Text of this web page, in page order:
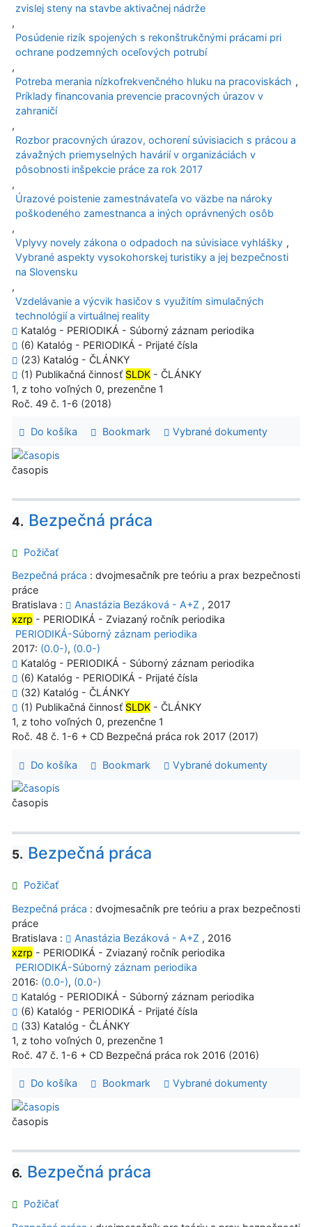
zvislej steny na stavbe aktivačnej nádrže
,
Posúdenie rizík spojených s rekonštrukčnými prácami pri
ochrane podzemných oceľových potrubí
,
Potreba merania nízkofrekvenčného hluku na pracoviskách ,
Príklady financovania prevencie pracovných úrazov v
zahraničí
,
Rozbor pracovných úrazov, ochorení súvisiacich s prácou a
závažných priemyselných havárií v organizáciách v
pôsobnosti inšpekcie práce za rok 2017
,
Úrazové poistenie zamestnávateľa vo väzbe na nároky
poškodeného zamestnanca a iných oprávnených osôb
,
Vplyvy novely zákona o odpadoch na súvisiace vyhlášky ,
Vybrané aspekty vysokohorskej turistiky a jej bezpečnosti
na Slovensku
,
Vzdelávanie a výcvik hasičov s využitím simulačných
technológií a virtuálnej reality
Katalóg - PERIODIKÁ - Súborný záznam periodika
(6) Katalóg - PERIODIKÁ - Prijaté čísla
(23) Katalóg - ČLÁNKY
(1) Publikačná činnosť SLDK - ČLÁNKY
1, z toho voľných 0, prezenčne 1
Roč. 49 č. 1-6 (2018)
Do košíka Bookmark Vybrané dokumenty
časopis
4. Bezpečná práca
Požičať
Bezpečná práca : dvojmesačník pre teóriu a prax bezpečnosti
práce
Bratislava :
Anastázia Bezáková - A+Z , 2017
xzrp - PERIODIKÁ - Zviazaný ročník periodika
PERIODIKÁ-Súborný záznam periodika
2017: (0.0-), (0.0-)
Katalóg - PERIODIKÁ - Súborný záznam periodika
(6) Katalóg - PERIODIKÁ - Prijaté čísla
(32) Katalóg - ČLÁNKY
(1) Publikačná činnosť SLDK - ČLÁNKY
1, z toho voľných 0, prezenčne 1
Roč. 48 č. 1-6 + CD Bezpečná práca rok 2017 (2017)
Do košíka Bookmark Vybrané dokumenty
časopis
5. Bezpečná práca
Požičať
Bezpečná práca : dvojmesačník pre teóriu a prax bezpečnosti
práce
Bratislava :
Anastázia Bezáková - A+Z , 2016
xzrp - PERIODIKÁ - Zviazaný ročník periodika
PERIODIKÁ-Súborný záznam periodika
2016: (0.0-), (0.0-)
Katalóg - PERIODIKÁ - Súborný záznam periodika
(6) Katalóg - PERIODIKÁ - Prijaté čísla
(33) Katalóg - ČLÁNKY
1, z toho voľných 0, prezenčne 1
Roč. 47 č. 1-6 + CD Bezpečná práca rok 2016 (2016)
Do košíka Bookmark Vybrané dokumenty
časopis
6. Bezpečná práca
Požičať